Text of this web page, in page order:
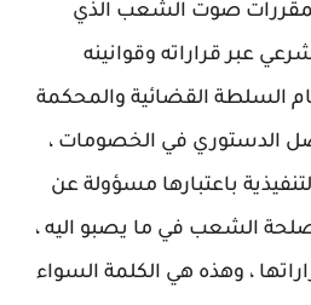
صوت الشعب الذي
عبر قراراته وقوانينه
السلطة القضائية والمحكمة
الدستوري في الخصومات ،
باعتبارها مسؤولة عن
الشعب في ما يصبو اليه ،
، وهذه هي الكلمة السواء